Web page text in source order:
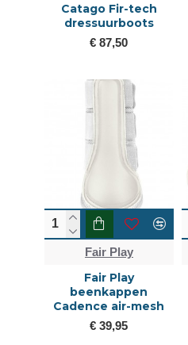
Catago Fir-tech
dressuurboots
€ 87,50
Fair Play
Fair Play
beenkappen
Cadence air-mesh
€ 39,95